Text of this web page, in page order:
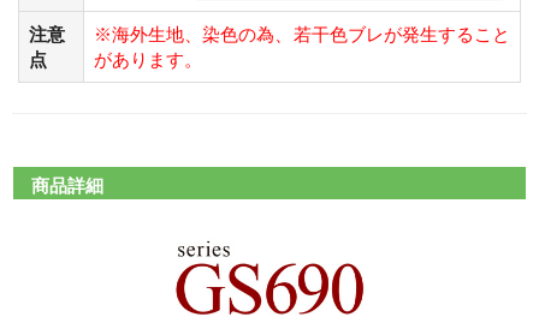
注意
点
※海外生地、染色の為、若干色ブレが発生すること
があります。
商品詳細